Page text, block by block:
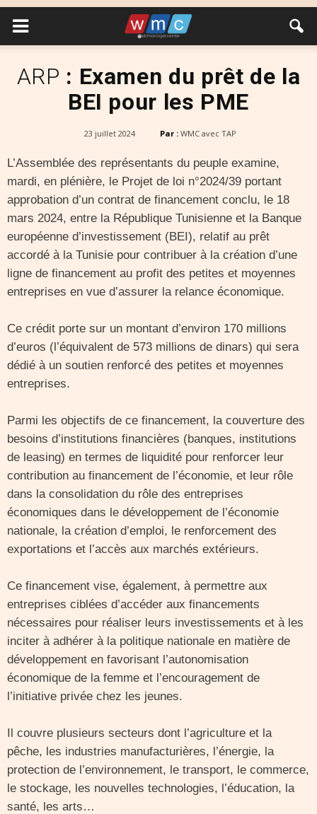
ARP : Examen du prêt de la
BEI pour les PME
23 juillet 2024 Par : WMC avec TAP
L’Assemblée des représentants du peuple examine,
mardi, en plénière, le Projet de loi n°2024/39 portant
approbation d’un contrat de financement conclu, le 18
mars 2024, entre la République Tunisienne et la Banque
européenne d’investissement (BEI), relatif au prêt
accordé à la Tunisie pour contribuer à la création d’une
ligne de financement au profit des petites et moyennes
entreprises en vue d’assurer la relance économique.
Ce crédit porte sur un montant d’environ 170 millions
d’euros (l’équivalent de 573 millions de dinars) qui sera
dédié à un soutien renforcé des petites et moyennes
entreprises.
Parmi les objectifs de ce financement, la couverture des
besoins d’institutions financières (banques, institutions
de leasing) en termes de liquidité pour renforcer leur
contribution au financement de l’économie, et leur rôle
dans la consolidation du rôle des entreprises
économiques dans le développement de l’économie
nationale, la création d’emploi, le renforcement des
exportations et l’accès aux marchés extérieurs.
Ce financement vise, également, à permettre aux
entreprises ciblées d’accéder aux financements
nécessaires pour réaliser leurs investissements et à les
inciter à adhérer à la politique nationale en matière de
développement en favorisant l’autonomisation
économique de la femme et l’encouragement de
l’initiative privée chez les jeunes.
Il couvre plusieurs secteurs dont l’agriculture et la
pêche, les industries manufacturières, l’énergie, la
protection de l’environnement, le transport, le commerce,
le stockage, les nouvelles technologies, l’éducation, la
santé, les arts…